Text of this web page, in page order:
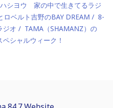
シヨウ 家の中で生きてるラジ
ベルト吉野のBAY DREAM
8-
ジオ
TAMA（SHAMANZ）の
ペシャルウィーク！